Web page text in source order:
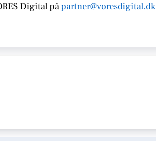
Digital påpartner@voresdigital.dk